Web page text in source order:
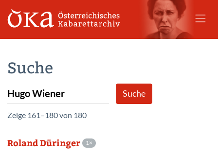
Suche
Zeige 161–180 von 180
Roland Düringer 1